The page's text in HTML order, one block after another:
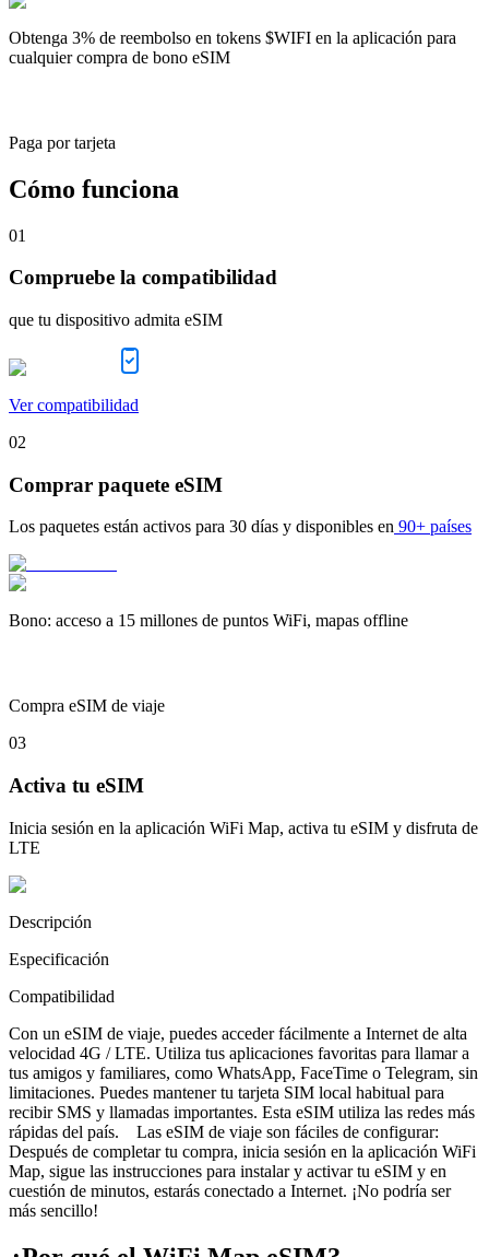
Obtenga 3% de reembolso en tokens $WIFI en la aplicación para
cualquier compra de bono eSIM
Paga por tarjeta
Cómo funciona
01
Compruebe la compatibilidad
que tu dispositivo admita eSIM
Ver compatibilidad
02
Comprar paquete eSIM
Los paquetes están activos para 30 días y disponibles en 90+ países
Bono: acceso a 15 millones de puntos WiFi, mapas offline
Compra eSIM de viaje
03
Activa tu eSIM
Inicia sesión en la aplicación WiFi Map, activa tu eSIM y disfruta de
LTE
Descripción
Especificación
Compatibilidad
Con un eSIM de viaje, puedes acceder fácilmente a Internet de alta
velocidad 4G / LTE. Utiliza tus aplicaciones favoritas para llamar a
tus amigos y familiares, como WhatsApp, FaceTime o Telegram, sin
limitaciones. Puedes mantener tu tarjeta SIM local habitual para
recibir SMS y llamadas importantes. Esta eSIM utiliza las redes más
rápidas del país. Las eSIM de viaje son fáciles de configurar:
Después de completar tu compra, inicia sesión en la aplicación WiFi
Map, sigue las instrucciones para instalar y activar tu eSIM y en
cuestión de minutos, estarás conectado a Internet. ¡No podría ser
más sencillo!